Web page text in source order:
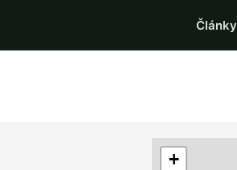
Články
+